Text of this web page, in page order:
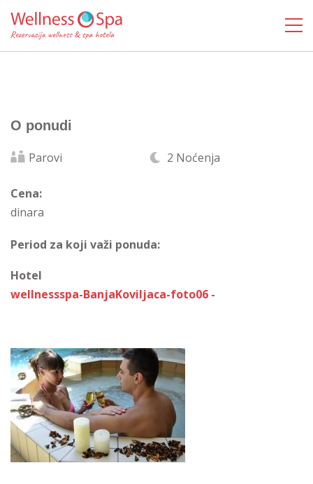
O ponudi
Parovi 2 Noćenja
Cena:
dinara
Period za koji važi ponuda:
Hotel
wellnessspa-BanjaKoviljaca-foto06 -